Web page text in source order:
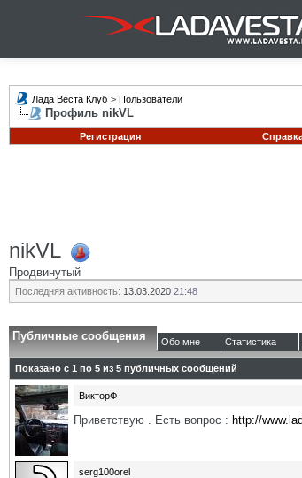
Лада Веста Клуб > Пользователи
Профиль nikVL
Регистрация
nikVL
Продвинутый
Последняя активность: 13.03.2020 21:48
Публичные сообщения Обо мне Статистика
Показано с 1 по 5 из 5 публичных сообщений
ВикторФ
Приветствую . Есть вопрос : http://
serg100orel